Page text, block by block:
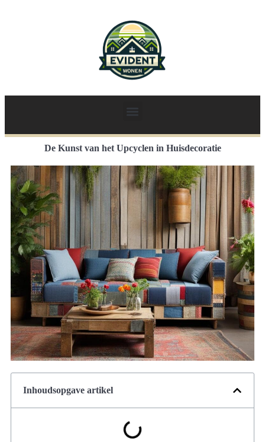
De Kunst van het Upcyclen in Huisdecoratie
Inhoudsopgave artikel